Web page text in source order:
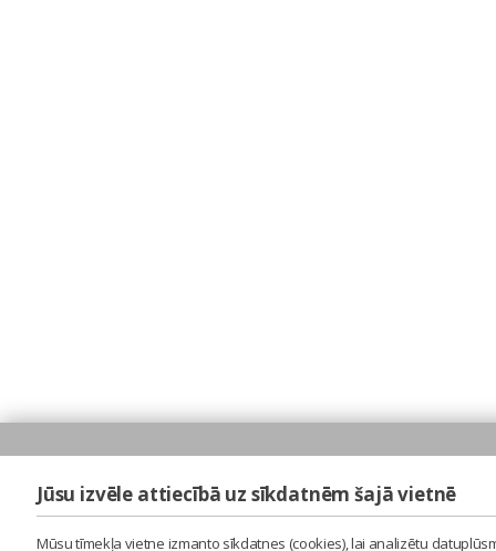
Jūsu izvēle attiecībā uz sīkdatnēm šajā vietnē
Mūsu tīmekļa vietne izmanto sīkdatnes (cookies), lai analizētu